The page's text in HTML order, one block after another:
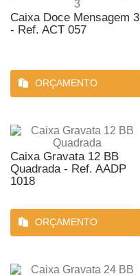
Caixa Doce Mensagem 3
- Ref. ACT 057
ORÇAMENTO
Caixa Gravata 12 BB
Quadrada - Ref. AADP
1018
ORÇAMENTO